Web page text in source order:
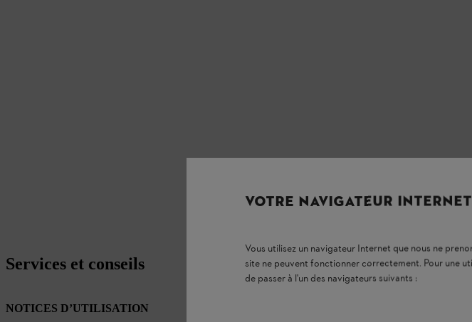
Services et conseils
NOTICES D’UTILISATION
VOTRE NAVIGATEUR
Vous utilisez un navigateur Internet que nous ne
site ne peuvent fonctionner correctement. Pour une
de passer à l'un des navigateurs suivants :